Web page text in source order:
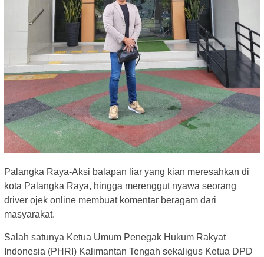
Palangka Raya-Aksi balapan liar yang kian meresahkan di
kota Palangka Raya, hingga merenggut nyawa seorang
driver ojek online membuat komentar beragam dari
masyarakat.
Salah satunya Ketua Umum Penegak Hukum Rakyat
Indonesia (PHRI) Kalimantan Tengah sekaligus Ketua DPD